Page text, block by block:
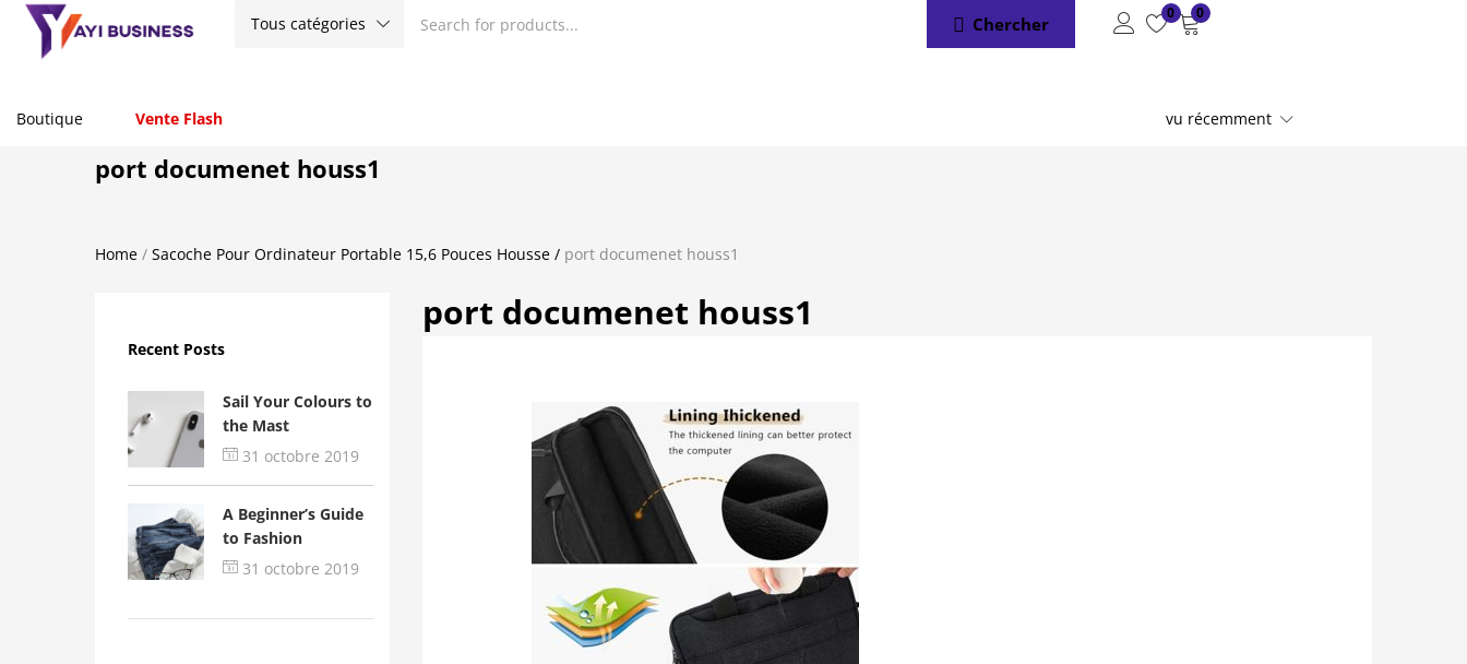
Tous catégories Chercher
0 0
Boutique Vente Flash vu récemment
port documenet houss1
Home / Sacoche Pour Ordinateur Portable 15,6 Pouces Housse / port documenet houss1
Recent Posts
Sail Your Colours to
the Mast
31 octobre 2019
A Beginner’s Guide
to Fashion
31 octobre 2019
port documenet houss1